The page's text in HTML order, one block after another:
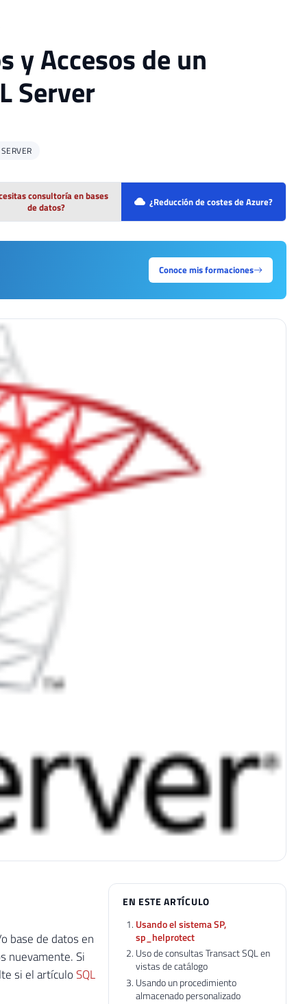
y Accesos de un
Server
consultoría en bases
de datos?
¿Reducción de costes de Azure?
Conoce mis formaciones
base de datos en
nuevamente. Si
si el artículoSQL
EN ESTE ARTÍCULO
Usando el sistema SP,
sp_helprotect
Uso de consultas Transact SQL en
vistas de catálogo
Usando un procedimiento
almacenado personalizado